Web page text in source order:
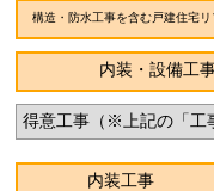
構造・防水工事を含む戸建住宅
内装・設備工
得意工事（※上記の「工
内装工事